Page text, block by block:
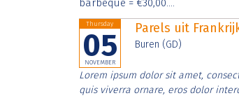
barbeque = €30,00....
Thursday
05
NOVEMBER
Parels uit
Buren (GD)
Lorem ipsum dolor sit amet,
quis viverra ornare, eros dolor